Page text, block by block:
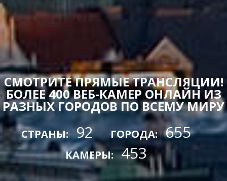
СМОТРИТЕ ПРЯМЫЕ ТРАНСЛЯЦИИ!
БОЛЕЕ 400 ВЕБ-КАМЕР ОНЛАЙН ИЗ
РАЗНЫХ ГОРОДОВ ПО ВСЕМУ МИРУ
СТРАНЫ: 92 ГОРОДА: 655
КАМЕРЫ: 453